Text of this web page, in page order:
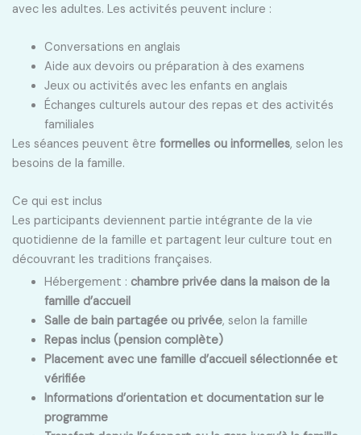
avec les adultes. Les activités peuvent inclure :
Conversations en anglais
Aide aux devoirs ou préparation à des examens
Jeux ou activités avec les enfants en anglais
Échanges culturels autour des repas et des activités
familiales
Les séances peuvent être formelles ou informelles, selon les
besoins de la famille.
Ce qui est inclus
Les participants deviennent partie intégrante de la vie
quotidienne de la famille et partagent leur culture tout en
découvrant les traditions françaises.
Hébergement : chambre privée dans la maison de la
famille d’accueil
Salle de bain partagée ou privée, selon la famille
Repas inclus (pension complète)
Placement avec une famille d’accueil sélectionnée et
vérifiée
Informations d’orientation et documentation sur le
programme